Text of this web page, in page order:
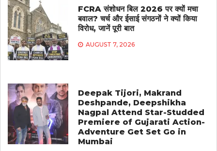
FCRA संशोधन बिल 2026 पर क्यों मचा
बवाल? चर्च और ईसाई संगठनों ने क्यों किया
विरोध, जानें पूरी बात
AUGUST 7, 2026
Deepak Tijori, Makrand
Deshpande, Deepshikha
Nagpal Attend Star-Studded
Premiere of Gujarati Action-
Adventure Get Set Go in
Mumbai